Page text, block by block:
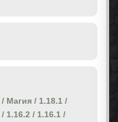
/ Магия / 1.18.1 /
/ 1.16.2 / 1.16.1 /